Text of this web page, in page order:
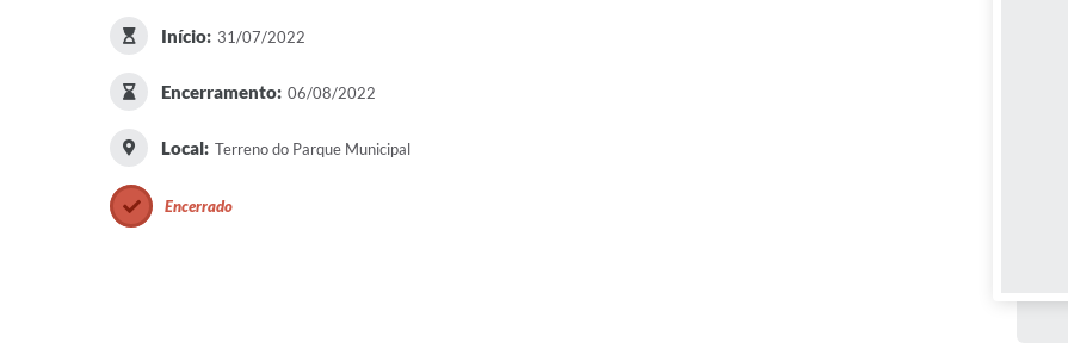
Início: 31/07/2022
Encerramento: 06/08/2022
Local: Terreno do Parque Municipal
Encerrado